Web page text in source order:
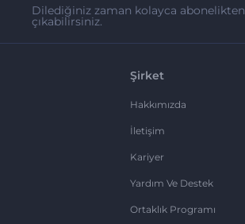
Dilediğiniz zaman kolayca abonelikten
çıkabilirsiniz.
Şirket
Hakkımızda
İletişim
Kariyer
Yardım Ve Destek
Ortaklık Programı